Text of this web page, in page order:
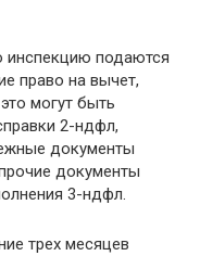
инспекцию подаются
право на вычет,
могут быть
2-ндфл,
документы
документы
3-ндфл.
трех месяцев